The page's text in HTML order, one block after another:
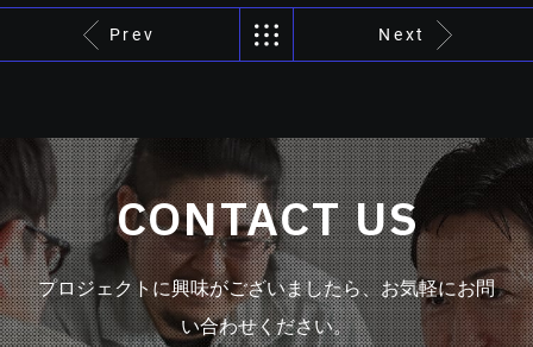
Prev Next
CONTACT US
プロジェクトに興味がございましたら、お気軽にお問
い合わせください。